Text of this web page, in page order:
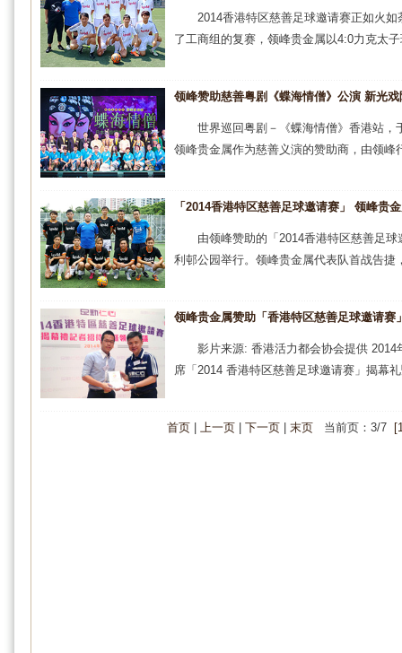
2014香港特区慈善足球邀请赛正如火
了工商组的复赛，领峰贵金属以4:0力克太
领峰赞助慈善粤剧《蝶海情僧》公演 新光
世界巡回粤剧－《蝶海情僧》香港站，
领峰贵金属作为慈善义演的赞助商，由领
「2014香港特区慈善足球邀请赛」 领峰贵
由领峰赞助的「2014香港特区慈善足
利邨公园举行。领峰贵金属代表队首战告
领峰贵金属赞助「香港特区慈善足球邀请赛
影片来源: 香港活力都会协会提供
席「2014 香港特区慈善足球邀请赛」揭幕
首页 上一页 下一页 末页 当前页：3/7